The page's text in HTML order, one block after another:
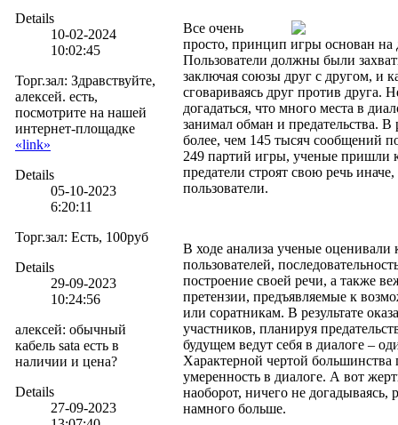
Details
10-02-2024
10:02:45
Торг.зал: Здравствуйте,
алексей. есть,
посмотрите на нашей
интернет-площадке
«link»
Details
05-10-2023
6:20:11
Торг.зал: Есть, 100руб
Details
29-09-2023
10:24:56
алексей: обычный
кабель sata есть в
наличии и цена?
Details
27-09-2023
Все очень
просто, принцип игры основан на
Пользователи должны были
заключая союзы друг с другом, и
сговариваясь друг против друга.
догадаться, что много места в
занимал обман и предательства. В
более, чем 145 тысяч сообщений
249 партий игры, ученые пришли
предатели строят свою речь
пользователи.
В ходе анализа ученые оценивали
пользователей,
построение своей речи, а также
претензии, предъявляемые к
или соратникам. В результате
участников, планируя
будущем ведут себя в диалоге –
Характерной чертой большинства
умеренность в диалоге. А вот
наоборот, ничего не догадываясь,
намного больше.